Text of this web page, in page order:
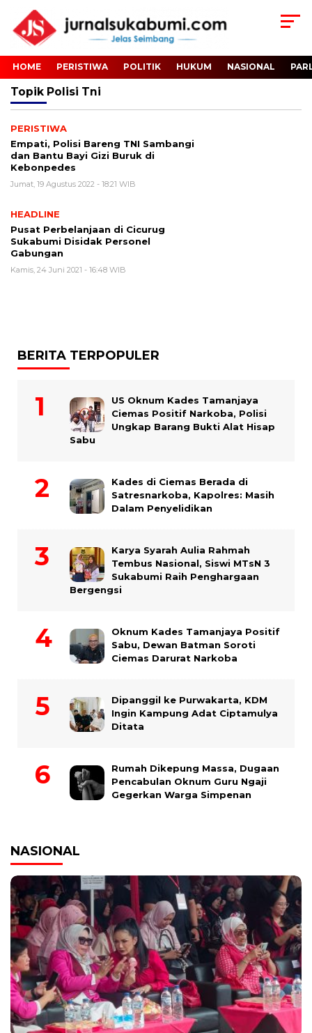
HOME PERISTIWA POLITIK HUKUM NASIONAL
Topik Polisi Tni
PERISTIWA
Empati, Polisi Bareng TNI Sambangi
dan Bantu Bayi Gizi Buruk di
Kebonpedes
Jumat, 19 Agustus 2022 - 18:21 WIB
HEADLINE
Pusat Perbelanjaan di Cicurug
Sukabumi Disidak Personel
Gabungan
Kamis, 24 Juni 2021 - 16:48 WIB
BERITA TERPOPULER
US Oknum Kades Tamanjaya
Ciemas Positif Narkoba, Polisi
Ungkap Barang Bukti Alat Hisap
Sabu
Kades di Ciemas Berada di
Satresnarkoba, Kapolres: Masih
Dalam Penyelidikan
Karya Syarah Aulia Rahmah
Tembus Nasional, Siswi MTsN 3
Sukabumi Raih Penghargaan
Bergengsi
Oknum Kades Tamanjaya Positif
Sabu, Dewan Batman Soroti
Ciemas Darurat Narkoba
Dipanggil ke Purwakarta, KDM
Ingin Kampung Adat Ciptamulya
Ditata
Rumah Dikepung Massa, Dugaan
Pencabulan Oknum Guru Ngaji
Gegerkan Warga Simpenan
NASIONAL